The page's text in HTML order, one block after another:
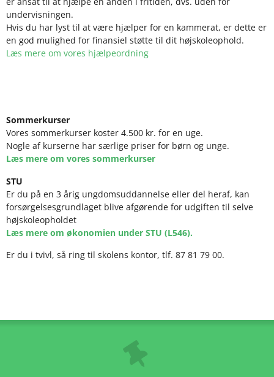
undervisningen.
Hvis du har lyst til at være hjælper for en kammerat, er dette er
en god mulighed for finansiel støtte til dit højskoleophold.
Læs mere om vores hjælpeordning
Sommerkurser
Vores sommerkurser koster 4.500 kr. for en uge.
Nogle af kurserne har særlige priser for børn og unge.
Læs mere om vores sommerkurser
STU
Er du på en 3 årig ungdomsuddannelse eller del heraf, kan
forsørgelsesgrundlaget blive afgørende for udgiften til selve
højskoleopholdet
Læs mere om økonomien under STU (L546).
Er du i tvivl, så ring til skolens kontor, tlf. 87 81 79 00.